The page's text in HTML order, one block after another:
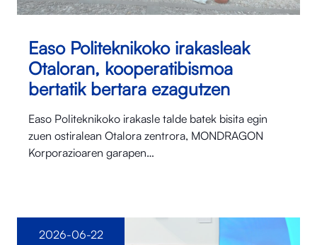
Easo Politeknikoko irakasleak
Otaloran, kooperatibismoa
bertatik bertara ezagutzen
Easo Politeknikoko irakasle talde batek bisita egin
zuen ostiralean Otalora⁠ zentrora, MONDRAGON
Korporazioaren garapen…
2026-06-22